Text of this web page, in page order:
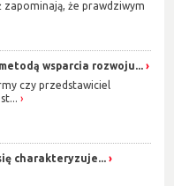
zapominają, że prawdziwym
wsparcia rozwoju...
czy przedstawiciel
charakteryzuje...